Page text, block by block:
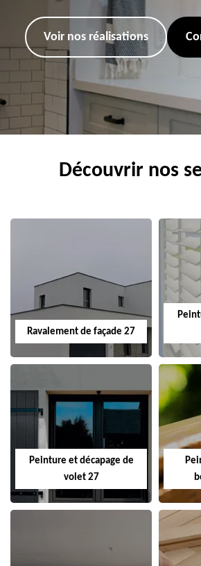
Voir nos réalisations
Découvrir nos
Ravalement de façade 27
Peinture et décapage de
volet 27